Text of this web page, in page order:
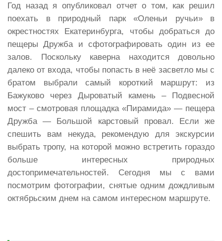
Год назад я опубликовал отчет о том, как решил
поехать в природный парк «Оленьи ручьи» в
окрестностях Екатеринбурга, чтобы добраться до
пещеры Дружба и сфотографировать один из ее
залов. Поскольку каверна находится довольно
далеко от входа, чтобы попасть в неё засветло мы с
братом выбрали самый короткий маршрут: из
Бажуково через Дыроватый камень – Подвесной
мост – смотровая площадка «Пирамида» — пещера
Дружба — Большой карстовый провал. Если же
спешить вам некуда, рекомендую для экскурсии
выбрать тропу, на которой можно встретить гораздо
больше интересных природных
достопримечательностей. Сегодня мы с вами
посмотрим фотографии, снятые одним дождливым
октябрьским днем на самом интересном маршруте.